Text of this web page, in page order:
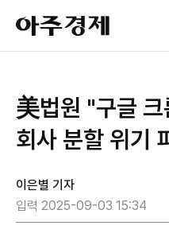
아
주
경
美법원 "구글
회사 분할 위기
이은별 기자
입력 2025-09-03 15:34